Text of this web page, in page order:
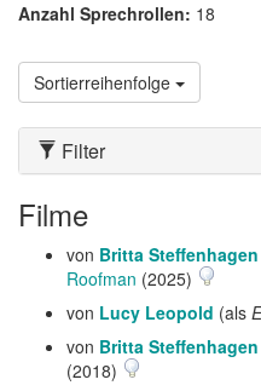
Anzahl Sprechrollen: 18
Sortierreihenfolge
Filter
Filme
von Britta Steffenhagen
Roofman (2025)
von Lucy Leopold (als
von Britta Steffenhagen
(2018)